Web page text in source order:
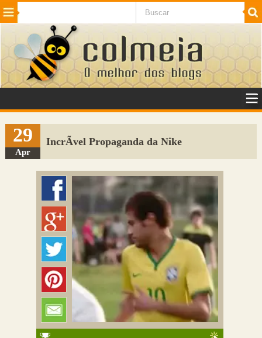
Beleza Cinema e TV
Internet Jogos NotÃ­cias SaÃºde
VeÃ­culos Adulto
Sugerir Link
Adicionar Blog
Colmeia Exchange
Perguntas Frequentes
29
Apr
IncrÃ­vel Propaganda da Nike